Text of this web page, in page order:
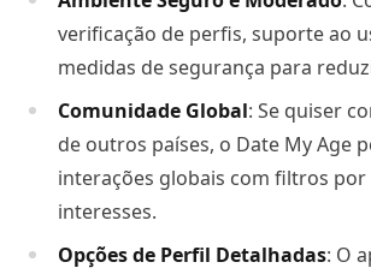
verificação de perfis, suporte ao
medidas de segurança para
Comunidade Global: Se quiser
de outros países, o Date My Age
interações globais com filtros por
interesses.
Opções de Perfil Detalhadas: O